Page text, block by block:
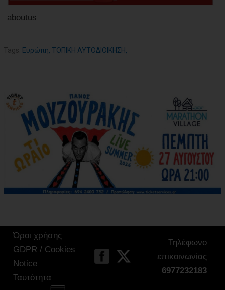
aboutus
Tags: Ευρώπη, ΤΟΠΙΚΗ ΑΥΤΟΔΙΟΙΚΗΣΗ,
Όροι χρήσης
GDPR / Cookies
Notice
Ταυτότητα
Τηλέφωνο
επικοινωνίας
6977232183